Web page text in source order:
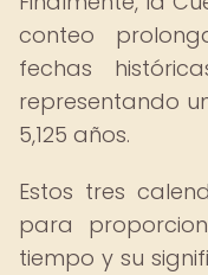
conteo
fechas
representando
5,125 años.
Estos tres
para
tiempo y su